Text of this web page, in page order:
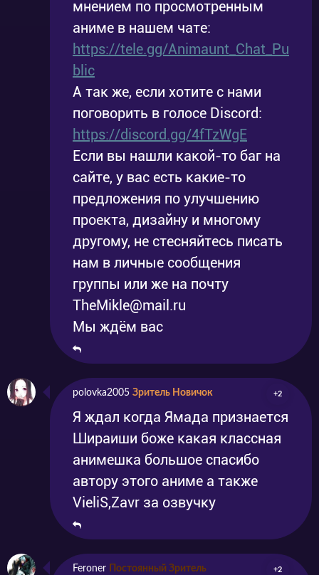
мнением по просмотренным
аниме в нашем чате:
https://tele.gg/Animaunt_Chat_Pu
blic
А так же, если хотите с нами
поговорить в голосе Discord:
https://discord.gg/4fTzWgE
Если вы нашли какой-то баг на
сайте, у вас есть какие-то
предложения по улучшению
проекта, дизайну и многому
другому, не стесняйтесь писать
нам в личные сообщения
группы или же на почту
TheMikle@mail.ru
Мы ждём вас
polovka2005 Зритель Новичок +2
Я ждал когда Ямада признается
Шираиши боже какая классная
анимешка большое спасибо
автору этого аниме а также
VieliS,Zavr за озвучку
Feroner Постоянный Зритель +2